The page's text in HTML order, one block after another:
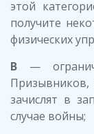
этой
получите
физических
В —
Призывников,
зачислят в
случае войны;